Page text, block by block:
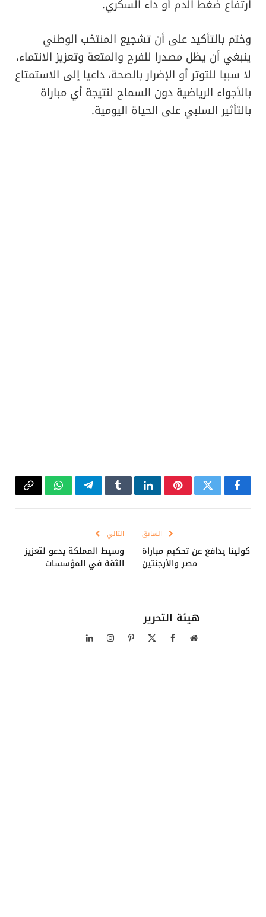
ارتفاع ضغط الدم أو داء السكري.
وختم بالتأكيد على أن تشجيع المنتخب الوطني
ينبغي أن يظل مصدرا للفرح والمتعة وتعزيز الانتماء،
لا سببا للتوتر أو الإضرار بالصحة، داعيا إلى الاستمتاع
بالأجواء الرياضية دون السماح لنتيجة أي مباراة
بالتأثير السلبي على الحياة اليومية.
فيسبوكتويتر بينتيريستلينكدإنTumblrتيلقرامواتسابCopy
السابق
كولينا يدافع عن تحكيم مباراة
مصر والأرجنتين
التالي
وسيط المملكة يدعو لتعزيز
الثقة في المؤسسات
هيئة التحرير
موقع فيسبوك بينتيريستالانستغراملينكدإن